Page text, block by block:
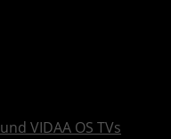
und VIDAA OS TVs